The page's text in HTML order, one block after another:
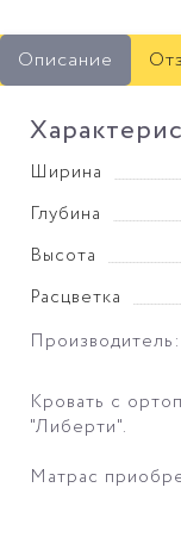
Описание
Ширина
Глубина
Высота
Расцветка
Кровать с
"Либерти".
Матрас